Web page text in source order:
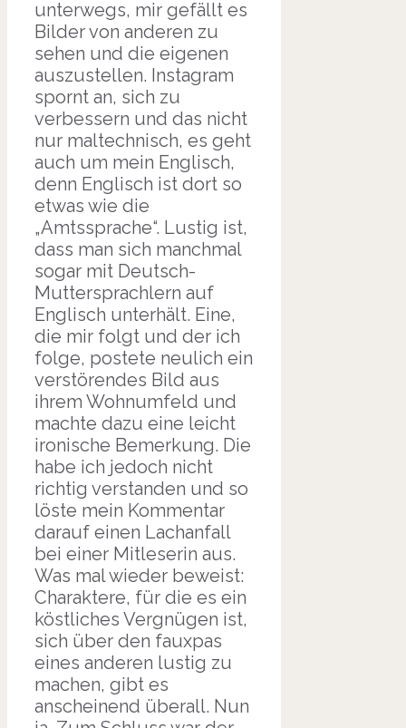
unterwegs, mir gefällt es
Bilder von anderen zu
sehen und die eigenen
auszustellen. Instagram
spornt an, sich zu
verbessern und das nicht
nur maltechnisch, es geht
auch um mein Englisch,
denn Englisch ist dort so
etwas wie die
„Amtssprache“. Lustig ist,
dass man sich manchmal
sogar mit Deutsch-
Muttersprachlern auf
Englisch unterhält. Eine,
die mir folgt und der ich
folge, postete neulich ein
verstörendes Bild aus
ihrem Wohnumfeld und
machte dazu eine leicht
ironische Bemerkung. Die
habe ich jedoch nicht
richtig verstanden und so
löste mein Kommentar
darauf einen Lachanfall
bei einer Mitleserin aus.
Was mal wieder beweist:
Charaktere, für die es ein
köstliches Vergnügen ist,
sich über den fauxpas
eines anderen lustig zu
machen, gibt es
anscheinend überall. Nun